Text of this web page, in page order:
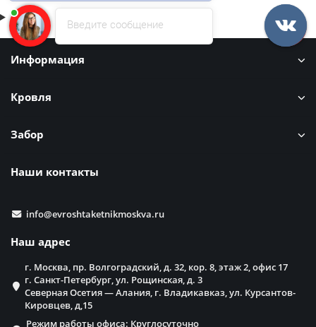
Информация
Кровля
Забор
Наши контакты
info@evroshtaketnikmoskva.ru
Наш адрес
г. Москва, пр. Волгоградский, д. 32, кор. 8, этаж 2, офис 17
г. Санкт-Петербург, ул. Рощинская, д. 3
Северная Осетия — Алания, г. Владикавказ, ул. Курсантов-
Кировцев, д,15
Режим работы офиса: Круглосуточно
Введите сообщение